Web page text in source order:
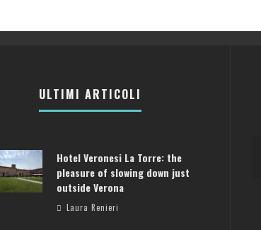
ULTIMI ARTICOLI
Hotel Veronesi La Torre: the
pleasure of slowing down just
outside Verona
Laura Renieri